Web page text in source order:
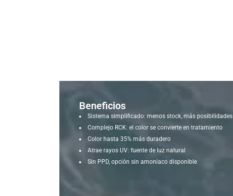
Beneficios
Sistema simplificado: menos stock, más posibilidades
Complejo RCK: el color se convierte en tratamiento
Color hasta 35% más duradero
Atrae rayos UV: fuente de luz natural
Sin PPD, opción sin amoniaco disponible